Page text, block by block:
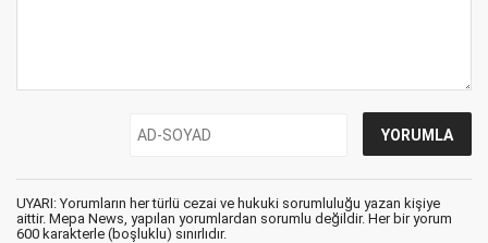
UYARI: Yorumların her türlü cezai ve hukuki sorumluluğu yazan kişiye
aittir. Mepa News, yapılan yorumlardan sorumlu değildir. Her bir yorum
600 karakterle (boşluklu) sınırlıdır.